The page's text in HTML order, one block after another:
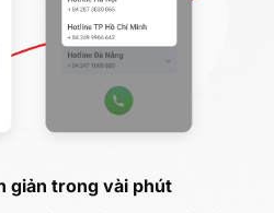
giản trong vài phút